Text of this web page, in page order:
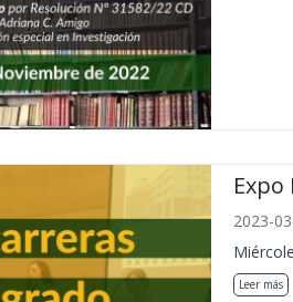
Expo
2023-
Leer más